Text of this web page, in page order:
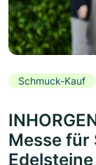
Schmuck-Kauf
Messe für
Edelsteine